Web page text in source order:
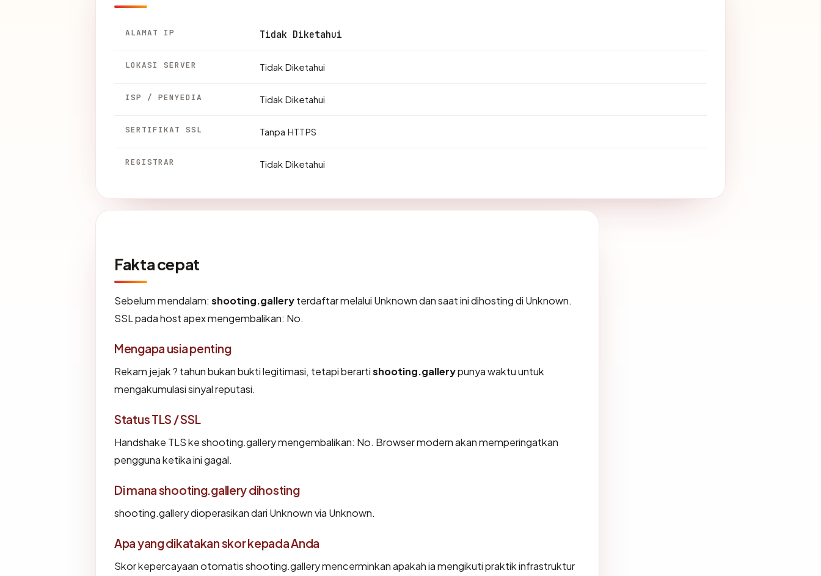
ALAMAT IP Tidak Diketahui
LOKASI SERVER Tidak Diketahui
ISP / PENYEDIA Tidak Diketahui
SERTIFIKAT SSL Tanpa HTTPS
REGISTRAR Tidak Diketahui
Fakta cepat
Sebelum mendalam: shooting.galleryterdaftar melalui Unknown dan saat ini dihosting di Unknown.
SSL pada host apex mengembalikan: No.
Mengapa usia penting
Rekam jejak ? tahun bukan bukti legitimasi, tetapi berartishooting.gallerypunya waktu untuk
mengakumulasi sinyal reputasi.
Status TLS / SSL
Handshake TLS ke shooting.gallery mengembalikan: No. Browser modern akan memperingatkan
pengguna ketika ini gagal.
Di mana shooting.gallery dihosting
shooting.gallery dioperasikan dari Unknown via Unknown.
Apa yang dikatakan skor kepada Anda
Skor kepercayaan otomatis shooting.gallery mencerminkan apakah ia mengikuti praktik infrastruktur